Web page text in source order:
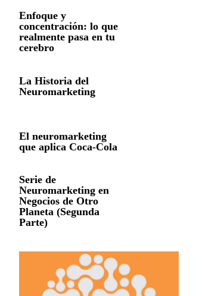
Enfoque y
concentración: lo que
realmente pasa en tu
cerebro
La Historia del
Neuromarketing
El neuromarketing
que aplica Coca-Cola
Serie de
Neuromarketing en
Negocios de Otro
Planeta (Segunda
Parte)